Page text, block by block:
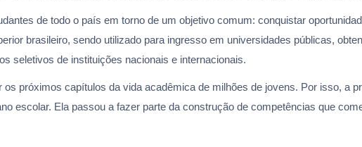
de todo o país em torno de um objetivo comum: conquistar
brasileiro, sendo utilizado para ingresso em universidades públicas,
seletivos de instituições nacionais e internacionais.
os próximos capítulos da vida acadêmica de milhões de jovens. Por isso, a
escolar. Ela passou a fazer parte da construção de competências que